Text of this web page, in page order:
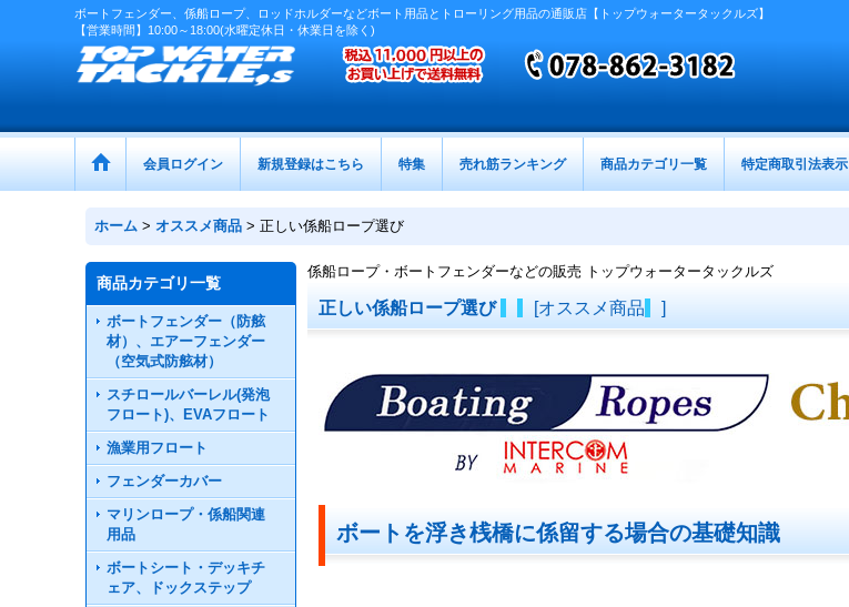
ボートフェンダー、係船ロープ、ロッドホルダーなどボート用品とトローリング用品の通販店【トップウォータータックルズ】
【営業時間】10:00～18:00(水曜定休日・休業日を除く)
会員ログイン 新規登録はこちら 特集 売れ筋ランキング 商品カテゴリ一覧 特定商取引法表示
ホーム > オススメ商品 > 正しい係船ロープ選び
商品カテゴリ一覧
ボートフェンダー（防舷
材）、エアーフェンダー
（空気式防舷材）
スチロールバーレル(発泡
フロート)、EVAフロート
漁業用フロート
フェンダーカバー
マリンロープ・係船関連
用品
ボートシート・デッキチ
ェア、ドックステップ
係船ロープ・ボートフェンダーなどの販売 トップウォータータックルズ
正しい係船ロープ選び [オススメ商品 ]
ボートを浮き桟橋に係留する場合の基礎知識